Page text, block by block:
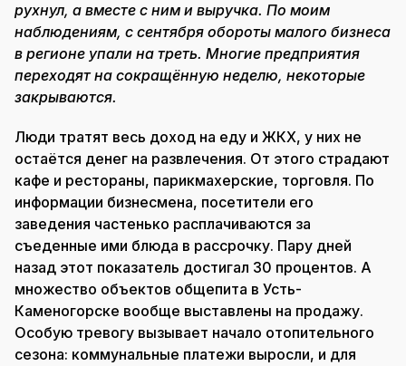
рухнул, а вместе с ним и выручка. По моим
наблюдениям, с сентября обороты малого бизнеса
в регионе упали на треть. Многие предприятия
переходят на сокращённую неделю, некоторые
закрываются.
Люди тратят весь доход на еду и ЖКХ, у них не
остаётся денег на развлечения. От этого страдают
кафе и рестораны, парикмахерские, торговля. По
информации бизнесмена, посетители его
заведения частенько расплачиваются за
съеденные ими блюда в рассрочку. Пару дней
назад этот показатель достигал 30 процентов. А
множество объектов общепита в Усть-
Каменогорске вообще выставлены на продажу.
Особую тревогу вызывает начало отопительного
сезона: коммунальные платежи выросли, и для